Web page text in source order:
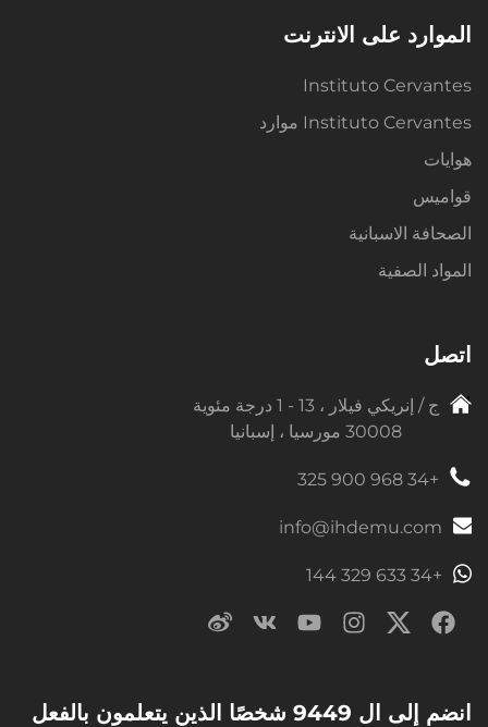
الموارد على الانترنت
Instituto Cervantes
Instituto Cervantes موارد
هوايات
قواميس
الصحافة الاسبانية
المواد الصفية
اتصل
ج / إنريكي فيلار ، 13 - 1 درجة مئوية
30008 مورسيا ، إسبانيا
+34 968 900 325
info@ihdemu.com
+34 633 329 144
انضم إلى ال 9449 شخصًا الذين يتعلمون بالفعل